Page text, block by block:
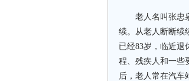
老人名叫张忠泉
续。从老人断断续
已经83岁，临近退
程、残疾人和一些
后，老人常在汽车